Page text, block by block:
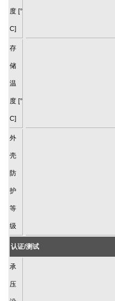
度 [°
C]
存
储
温
度 [°
C]
外
壳
防
护
等
级
认证/测试
承
压